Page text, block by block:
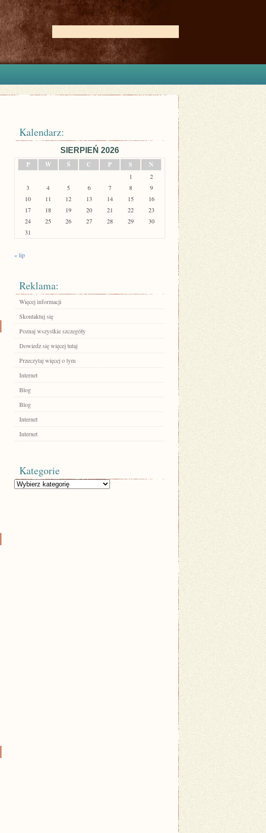
Kalendarz:
SIERPIEŃ 2026
P
W Ś C P S N
1
2
3
4 5 6 7 8
9
10
11 12 13 14 15
16
17
18 19 20 21 22
23
24
25 26 27 28 29
30
31
« lip
Reklama:
Więcej informacji
Skontaktuj się
Poznaj wszystkie szczegóły
Dowiedz się więcej tutaj
Przeczytaj więcej o tym
Internet
Blog
Blog
Internet
Internet
Kategorie
Kategorie